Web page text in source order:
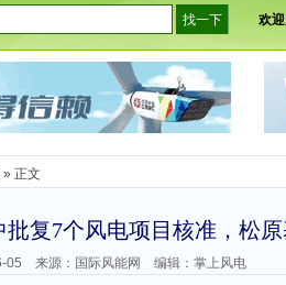
欢
» 正文
批复7个风电项目核准，松
05 来源：国际风能网 编辑：掌上风电